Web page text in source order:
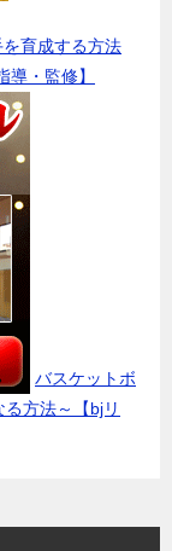
育成する方法
・監修】
バスケットボ
方法～【bjリ